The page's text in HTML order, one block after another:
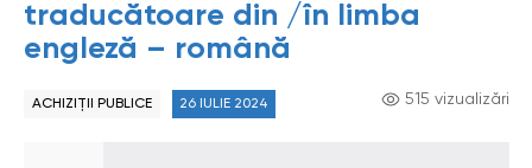
traducătoare din /în limba
engleză – română
ACHIZIȚII PUBLICE 26 IULIE 2024 515 vizualizări